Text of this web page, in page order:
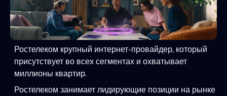
Ростелеком крупный интернет-провайдер, который
присутствует во всех сегментах и охватывает
миллионы квартир.
Ростелеком занимает лидирующие позиции на рынке